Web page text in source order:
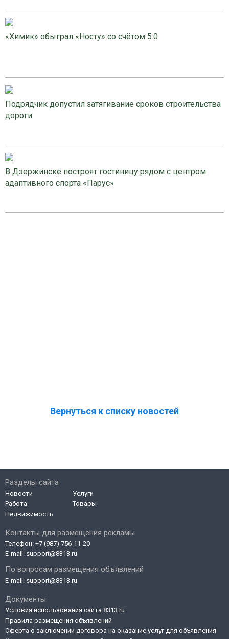
«Химик» обыграл «Носту» со счётом 5:0
Подрядчик допустил затягивание сроков строительства
дороги
В Дзержинске построят гостиницу рядом с центром
адаптивного спорта «Парус»
Вернуться к списку новостей
Контакты для размещения рекламы
Телефон: +7 (987) 756-11-20
E-mail: support@8313.ru
По вопросам размещения объявлений
E-mail: support@8313.ru
Документы
Условия использования сайта 8313.ru
Правила размещения объявлений
Оферта о заключении договора на оказание услуг для объявления
Разделы сайта
Новости
Работа
Недвижимость
Услуги
Товары